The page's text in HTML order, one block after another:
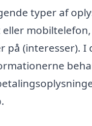
typer af
på (interesser).